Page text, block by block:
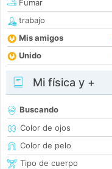
Fumar
trabajo
Mis amigos
Unido
Mi física y +
Buscando
Color de ojos
Color de pelo
Tipo de cuerpo